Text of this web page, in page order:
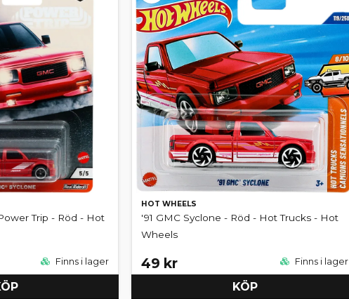
Trip - Röd - Hot
Finns i lager
HOT WHEELS
'91 GMC Syclone - Röd - Hot Trucks - Hot
Wheels
49 kr Finns i lager
KÖP